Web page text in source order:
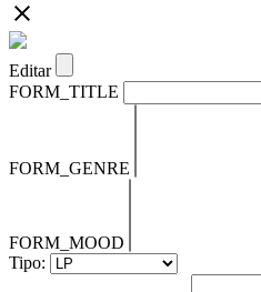
Editar
FORM_TITLE
FORM_GENRE
FORM_MOOD
Tipo: